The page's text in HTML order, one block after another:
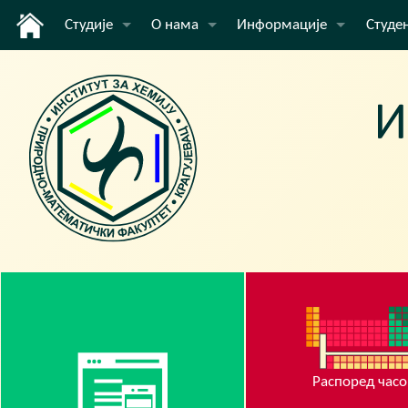
Студије
Мастер академске студије
Докторске академске студије
Акредитација
Упис
О нама
Наставници и сарадници
Информације
Распоред